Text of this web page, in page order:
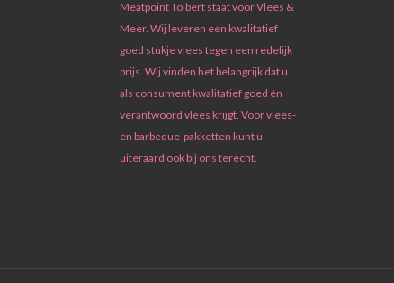
Meatpoint Tolbert staat voor Vlees &
Meer. Wij leveren een kwalitatief
goed stukje vlees tegen een redelijk
prijs. Wij vinden het belangrijk dat u
als consument kwalitatief goed én
verantwoord vlees krijgt. Voor vlees-
en barbeque-pakketten kunt u
uiteraard ook bij ons terecht.